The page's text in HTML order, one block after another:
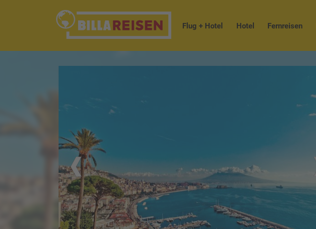
Flug + Hotel Hotel Fernreisen